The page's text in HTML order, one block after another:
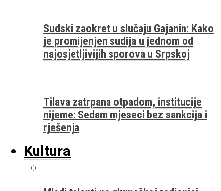
Sudski zaokret u slučaju Gajanin: Kako
je promijenjen sudija u jednom od
najosjetljivijih sporova u Srpskoj
Tilava zatrpana otpadom, institucije
nijeme: Sedam mjeseci bez sankcija i
rješenja
Kultura